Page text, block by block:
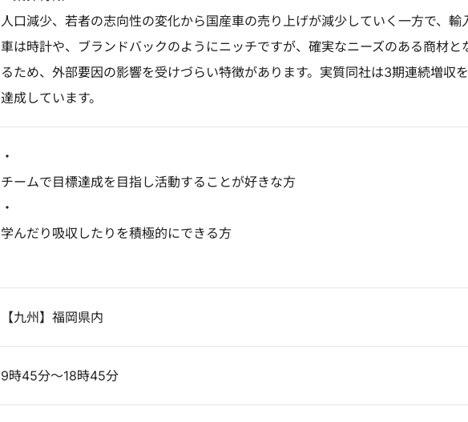
人口減少、若者の志向性の変化から国産車の売り上げが減少していく一方で、輸
車は時計や、ブランドバックのようにニッチですが、確実なニーズのある商材と
るため、外部要因の影響を受けづらい特徴があります。実質同社は3期連続増収を
達成しています。
・
チームで目標達成を目指し活動することが好きな方
・
学んだり吸収したりを積極的にできる方
【九州】福岡県内
9時45分～18時45分